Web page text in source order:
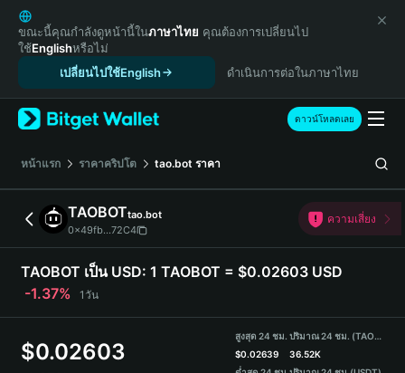
English
日本語
Tiếng Việt
Español (Latinoamérica)
Türkçe
Français
Deutsch
简体中文
繁體中文
Português (Portugal)
Bahasa Indonesia
ภาษาไทย
हिन्दी
Español
ขณะนี้คุณกำลังดูหน้านี้ในภาษาไทย คุณต้องการเปลี่ยนไป
ใช้Englishหรือไม่
เปลี่ยนไปใช้English
ดำเนินการต่อในภาษาไทย
ดาวน์โหลดเลย
หน้าแรก ราคาคริปโต tao.bot ราคา
TAOBOTtao.bot
0x49fb...72C4
ความเสี่ยง
TAOBOT เป็น USD: 1 TAOBOT = $0.02603 USD
-1.37%
1วัน
$0.02603
สูงสุด 24 ชม.
$0.02639
ปริมาณ 24 ชม. (TAOBOT)
36.52K